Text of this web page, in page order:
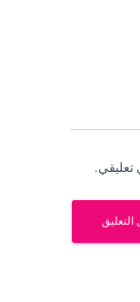
تعليقي.